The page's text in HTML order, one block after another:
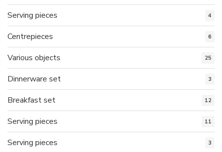
Serving pieces 4
Centrepieces 6
Various objects 25
Dinnerware set 3
Breakfast set 12
Serving pieces 11
Serving pieces 3